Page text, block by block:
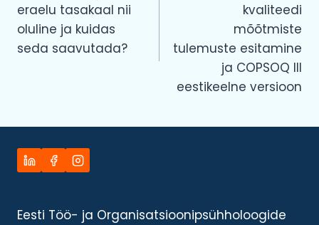
eraelu tasakaal nii
oluline ja kuidas
seda saavutada?
kvaliteedi
mõõtmiste
tulemuste esitamine
ja COPSOQ III
eestikeelne versioon
Eesti Töö- ja Organisatsioonipsühholoogide